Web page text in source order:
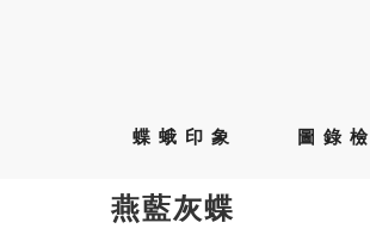
蝶蛾印象 圖錄
燕藍灰蝶